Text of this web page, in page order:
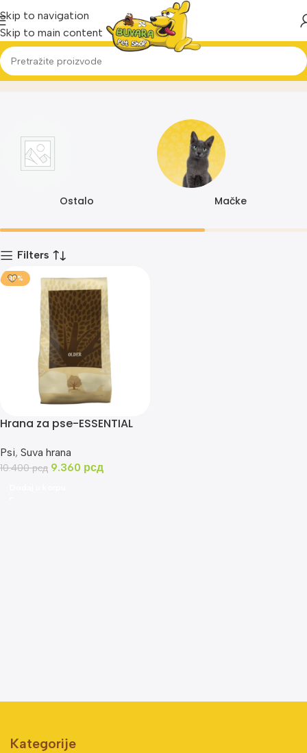
Skip to navigation
Skip to main content
0008Home Proizvod
Ostalo Mačke
Filters
-10%
Hrana za pse-ESSENTIAL
Psi, Suva hrana
10.400рсд 9.360 рсд
Kategorije